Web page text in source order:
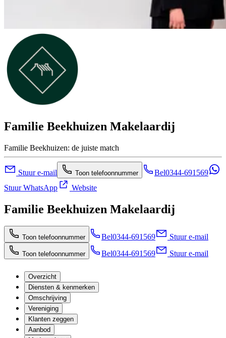
Familie Beekhuizen Makelaardij
Familie Beekhuizen: de juiste match
Stuur e-mail Toon telefoonnummer Bel0344-691569
Stuur WhatsApp
Website
Familie Beekhuizen Makelaardij
Toon telefoonnummer Bel0344-691569 Stuur e-mail
Toon telefoonnummer Bel0344-691569 Stuur e-mail
Overzicht
Diensten & kenmerken
Omschrijving
Vereniging
Klanten zeggen
Aanbod